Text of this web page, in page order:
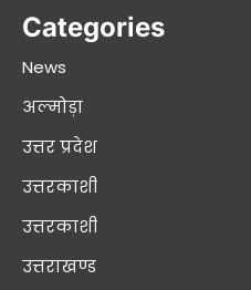
Categories
News
अल्मोड़ा
उत्तर प्रदेश
उत्तरकाशी
उत्तरकाशी
उत्तराखण्ड